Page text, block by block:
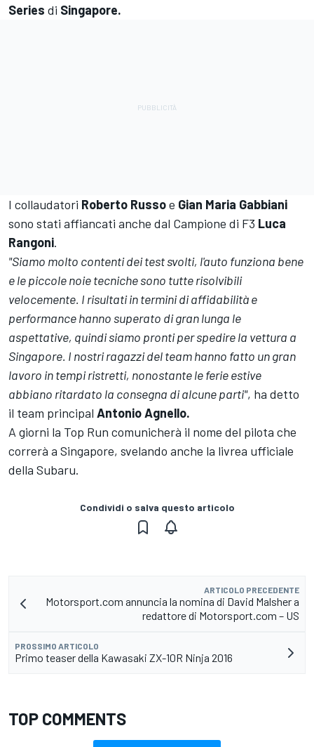
Series di Singapore.
I collaudatori Roberto Russoe Gian Maria Gabbiani
sono stati affiancati anche dal Campione di F3 Luca
Rangoni.
"Siamo molto contenti dei test svolti, l'auto funziona bene
e le piccole noie tecniche sono tutte risolvibili
velocemente. I risultati in termini di affidabilità e
performance hanno superato di gran lunga le
aspettative, quindi siamo pronti per spedire la vettura a
Singapore. I nostri ragazzi del team hanno fatto un gran
lavoro in tempi ristretti, nonostante le ferie estive
abbiano ritardato la consegna di alcune parti", ha detto
il team principal Antonio Agnello.
A giorni la Top Run comunicherà il nome del pilota che
correrà a Singapore, svelando anche la livrea ufficiale
della Subaru.
Condividi o salva questo articolo
ARTICOLO PRECEDENTE
Motorsport.com annuncia la nomina di David Malsher a
redattore di Motorsport.com – US
PROSSIMO ARTICOLO
Primo teaser della Kawasaki ZX-10R Ninja 2016
TOP COMMENTS